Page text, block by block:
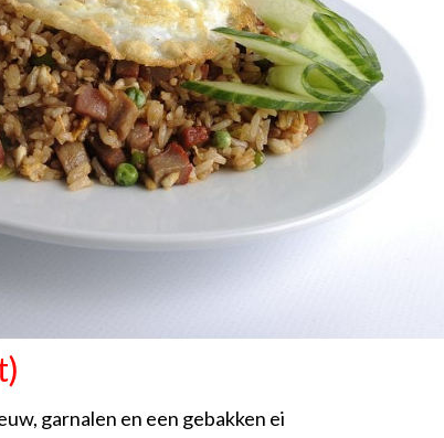
garnalen en een gebakken ei